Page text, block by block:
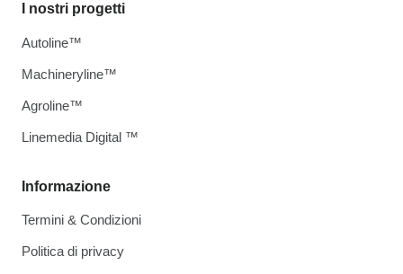
Informazione
Termini & Condizioni
Politica di privacy
I nostri progetti
Autoline™
Machineryline™
Agroline™
Linemedia Digital ™